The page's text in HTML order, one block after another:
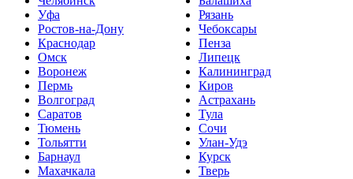
Уфа
Ростов-на-Дону
Краснодар
Омск
Воронеж
Пермь
Волгоград
Саратов
Тюмень
Тольятти
Барнаул
Махачкала
Рязань
Чебоксары
Пенза
Липецк
Калининград
Киров
Астрахань
Тула
Сочи
Улан-Удэ
Курск
Тверь